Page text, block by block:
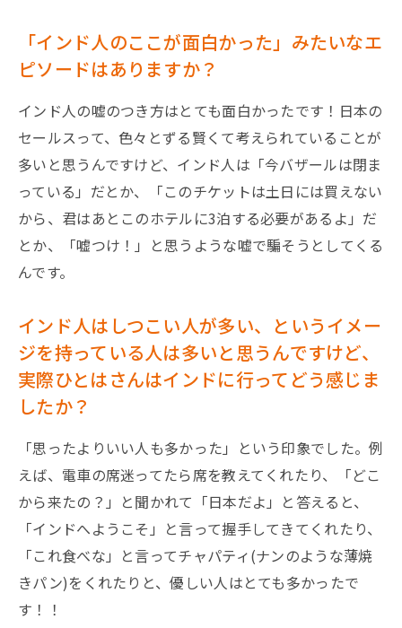
「インド人のここが面白かった」みたいなエ
ピソードはありますか？
インド人の嘘のつき方はとても面白かったです！日本の
セールスって、色々とずる賢くて考えられていることが
多いと思うんですけど、インド人は「今バザールは閉ま
っている」だとか、「このチケットは土日には買えない
から、君はあとこのホテルに3泊する必要があるよ」だ
とか、「嘘つけ！」と思うような嘘で騙そうとしてくる
んです。
インド人はしつこい人が多い、というイメー
ジを持っている人は多いと思うんですけど、
実際ひとはさんはインドに行ってどう感じま
したか？
「思ったよりいい人も多かった」という印象でした。例
えば、電車の席迷ってたら席を教えてくれたり、「どこ
から来たの？」と聞かれて「日本だよ」と答えると、
「インドへようこそ」と言って握手してきてくれたり、
「これ食べな」と言ってチャパティ(ナンのような薄焼
きパン)をくれたりと、優しい人はとても多かったで
す！！